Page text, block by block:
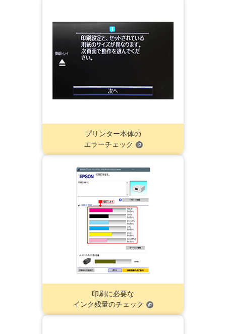
プリンター本体の
エラーチェック
印刷に必要な
インク残量のチェック